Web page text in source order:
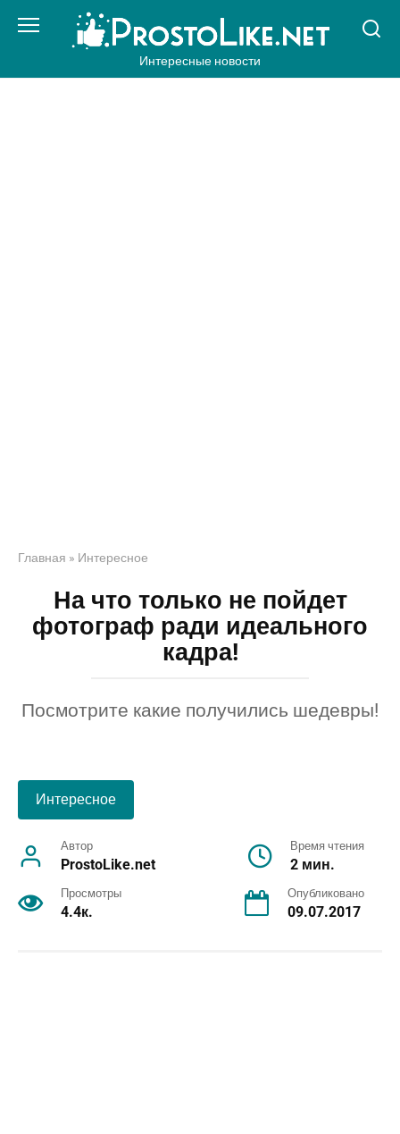
Интересные новости
Главная » Интересное
На что только не пойдет
фотограф ради идеального
кадра!
Посмотрите какие получились шедевры!
Интересное
Автор
ProstoLike.net
Время чтения
2 мин.
Просмотры
4.4к.
Опубликовано
09.07.2017